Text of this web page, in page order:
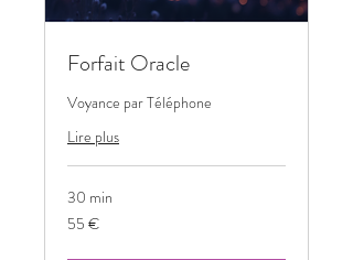
Forfait Oracle
Voyance par Téléphone
Lire plus
30 min
55
euros
55 €